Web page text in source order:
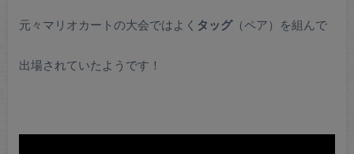
元々マリオカートの大会ではよく タッグ（ペア）を組んで
出場されていたようです！